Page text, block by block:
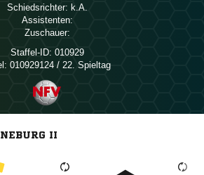
Schiedsrichter: 
Assistenten:
Zuschauer:
Staffel-ID: 010929
010929124 / 22. Spieltag
II